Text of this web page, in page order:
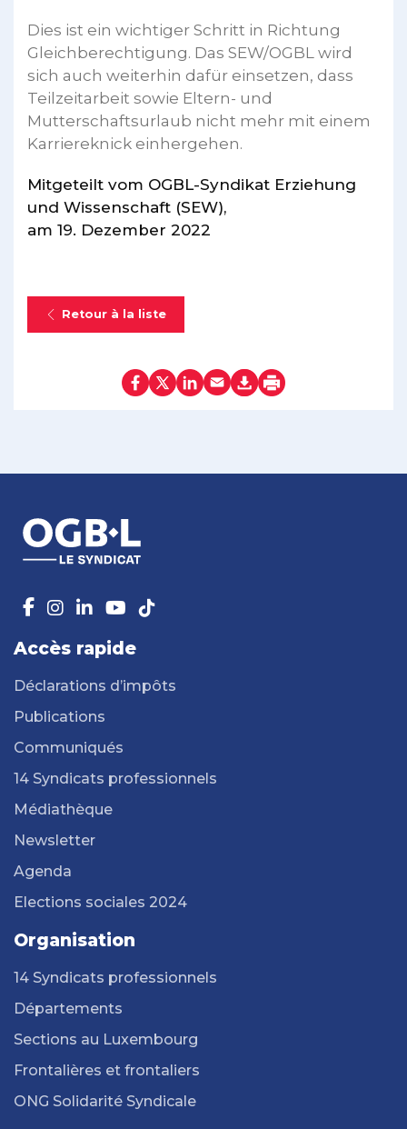
Dies ist ein wichtiger Schritt in Richtung
Gleichberechtigung. Das SEW/OGBL wird
sich auch weiterhin dafür einsetzen, dass
Teilzeitarbeit sowie Eltern- und
Mutterschaftsurlaub nicht mehr mit einem
Karriereknick einhergehen.
Mitgeteilt vom OGBL-Syndikat Erziehung
und Wissenschaft (SEW),
am 19. Dezember 2022
Retour à la liste
Accès rapide
Déclarations d’impôts
Publications
Communiqués
14 Syndicats professionnels
Médiathèque
Newsletter
Agenda
Elections sociales 2024
Organisation
14 Syndicats professionnels
Départements
Sections au Luxembourg
Frontalières et frontaliers
ONG Solidarité Syndicale